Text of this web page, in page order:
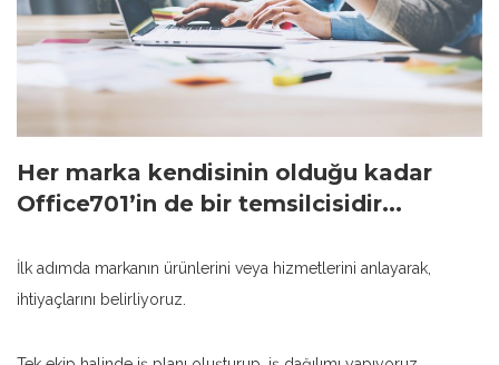
Her marka kendisinin olduğu kadar
Office701’in de bir temsilcisidir...
İlk adımda markanın ürünlerini veya hizmetlerini anlayarak,
ihtiyaçlarını belirliyoruz.